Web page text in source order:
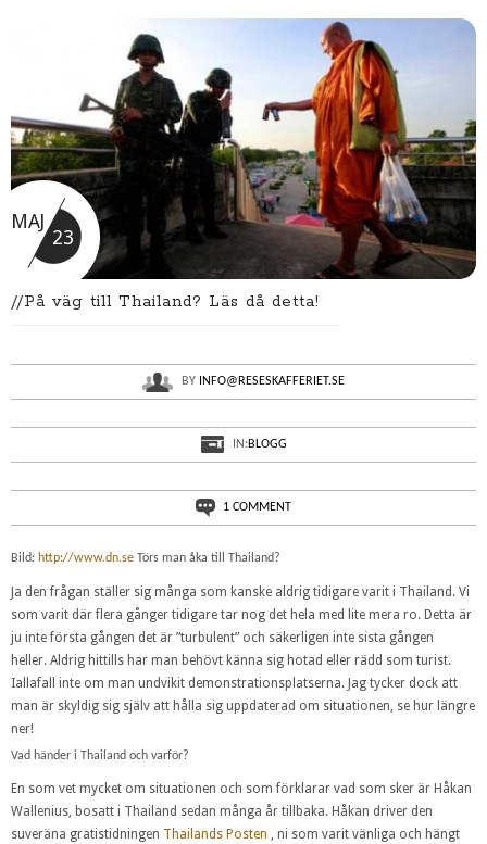
MAJ
23
//På väg till Thailand? Läs då detta!
BY INFO@RESESKAFFERIET.SE
IN:BLOGG
1 COMMENT
Bild: http://www.dn.se Törs man åka till Thailand?
Ja den frågan ställer sig många som kanske aldrig tidigare varit i Thailand. Vi
som varit där flera gånger tidigare tar nog det hela med lite mera ro. Detta är
ju inte första gången det är ”turbulent” och säkerligen inte sista gången
heller. Aldrig hittills har man behövt känna sig hotad eller rädd som turist.
Iallafall inte om man undvikit demonstrationsplatserna. Jag tycker dock att
man är skyldig sig själv att hålla sig uppdaterad om situationen, se hur längre
ner!
Vad händer i Thailand och varför?
En som vet mycket om situationen och som förklarar vad som sker är Håkan
Wallenius, bosatt i Thailand sedan många år tillbaka. Håkan driver den
suveräna gratistidningen Thailands Posten , ni som varit vänliga och hängt